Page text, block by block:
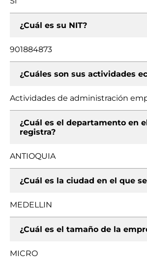
¿Cuál es su NIT?
901884873
¿Cuáles son sus actividades
Actividades de administración
¿Cuál es el departamento en
registra?
ANTIOQUIA
¿Cuál es la ciudad en el que
MEDELLIN
¿Cuál es el tamaño de la
MICRO